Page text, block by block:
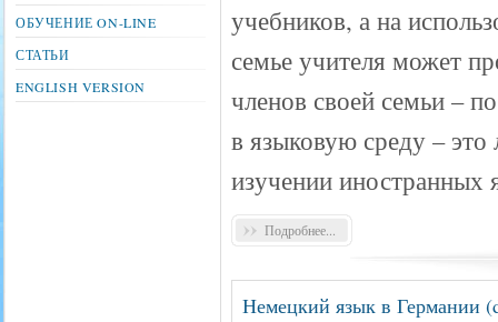
учебников, а на
семье учителя может
членов своей семьи –
в языковую среду – это
изучении иностранных
Подробнее...
Немецкий язык в
ОБУЧЕНИЕ ON-LINE
СТАТЬИ
ENGLISH VERSION